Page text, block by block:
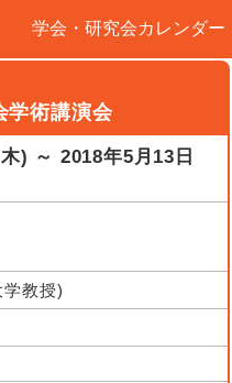
学会・研究会カレンダー
学術講演会
) ～ 2018年5月13日
学教授)